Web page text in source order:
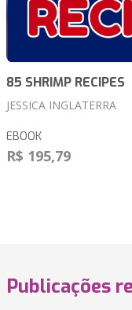
85 SHRIMP RECIPES
JESSICA INGLATERRA
EBOOK
R$ 195,79
Publicações